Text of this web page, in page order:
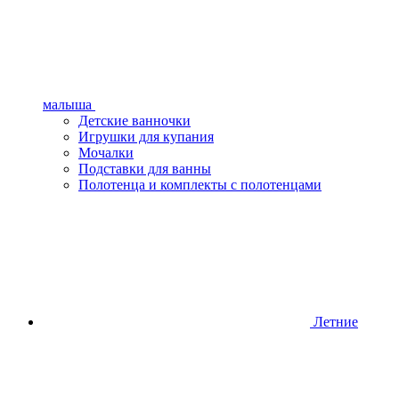
малыша
Детские ванночки
Игрушки для купания
Мочалки
Подставки для ванны
Полотенца и комплекты с полотенцами
Летние